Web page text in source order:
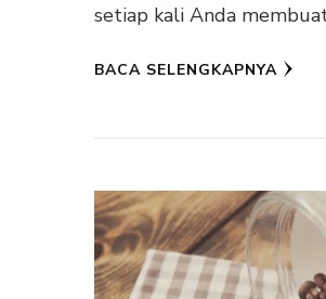
setiap kali Anda
BACA SELENGKAPNYA